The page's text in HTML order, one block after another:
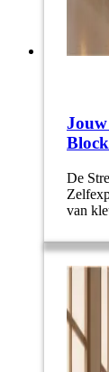
De
van